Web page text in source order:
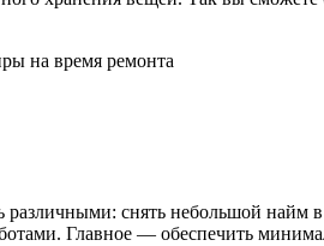
снять небольшой найм
Главное — обеспечить